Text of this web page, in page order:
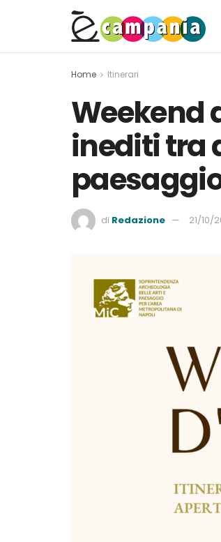
Home Itinerari
Weekend
inediti tra
di Redazione 21/10/